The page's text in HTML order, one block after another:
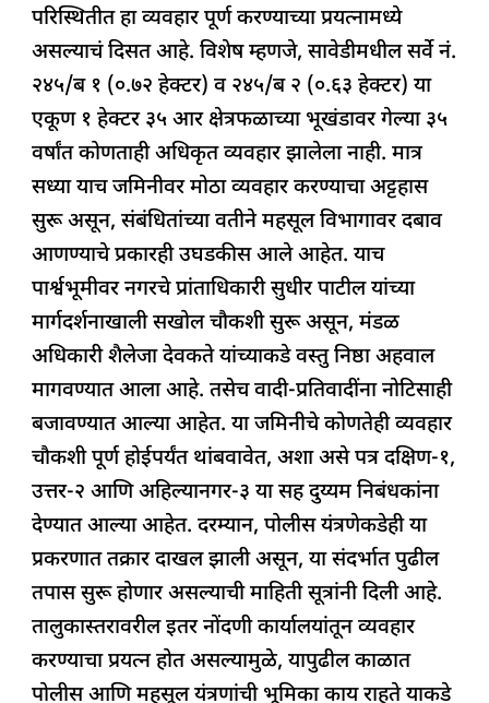
परिस्थितीत हा व्यवहार पूर्ण करण्याच्या प्रयत्नामध्ये
असल्याचं दिसत आहे. विशेष म्हणजे, सावेडीमधील सर्वे नं.
२४५/ब १ (०.७२ हेक्टर) व २४५/ब २ (०.६३ हेक्टर) या
एकूण १ हेक्टर ३५ आर क्षेत्रफळाच्या भूखंडावर गेल्या ३५
वर्षांत कोणताही अधिकृत व्यवहार झालेला नाही. मात्र
सध्या याच जमिनीवर मोठा व्यवहार करण्याचा अट्टहास
सुरू असून, संबंधितांच्या वतीने महसूल विभागावर दबाव
आणण्याचे प्रकारही उघडकीस आले आहेत. याच
पार्श्वभूमीवर नगरचे प्रांताधिकारी सुधीर पाटील यांच्या
मार्गदर्शनाखाली सखोल चौकशी सुरू असून, मंडळ
अधिकारी शैलेजा देवकते यांच्याकडे वस्तु निष्ठा अहवाल
मागवण्यात आला आहे. तसेच वादी-प्रतिवादींना नोटिसाही
बजावण्यात आल्या आहेत. या जमिनीचे कोणतेही व्यवहार
चौकशी पूर्ण होईपर्यंत थांबवावेत, अशा असे पत्र दक्षिण-१,
उत्तर-२ आणि अहिल्यानगर-३ या सह दुय्यम निबंधकांना
देण्यात आल्या आहेत. दरम्यान, पोलीस यंत्रणेकडेही या
प्रकरणात तक्रार दाखल झाली असून, या संदर्भात पुढील
तपास सुरू होणार असल्याची माहिती सूत्रांनी दिली आहे.
तालुकास्तरावरील इतर नोंदणी कार्यालयांतून व्यवहार
करण्याचा प्रयत्न होत असल्यामुळे, यापुढील काळात
पोलीस आणि महसूल यंत्रणांची भूमिका काय राहते याकडे